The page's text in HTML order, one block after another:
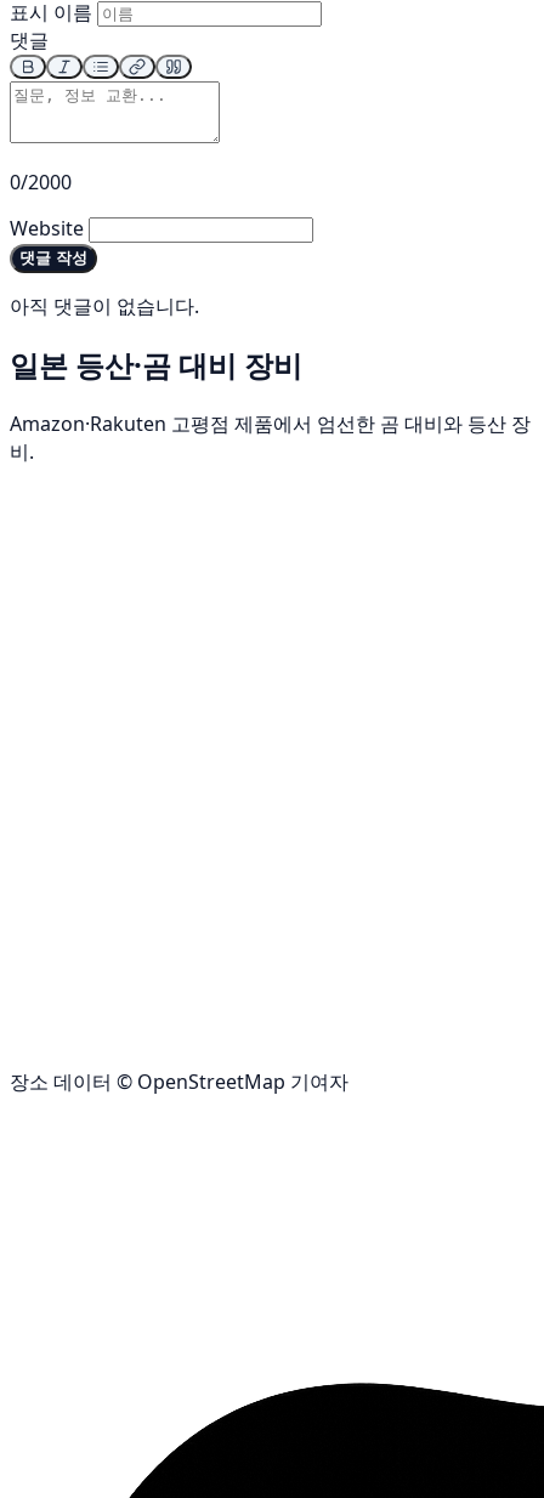
표시 이름
댓글
0/2000
Website
댓글 작성
아직 댓글이 없습니다.
일본 등산·곰 대비 장비
Amazon·Rakuten 고평점 제품에서 엄선한 곰 대비와 등산 장
비.
장소 데이터 © OpenStreetMap 기여자